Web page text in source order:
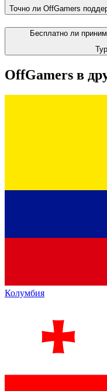
Точно ли OffGamers
Бесплатно ли
OffGamers в
Колумбия